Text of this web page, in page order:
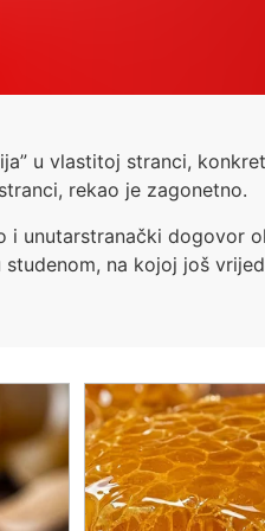
u vlastitoj stranci,
rekao je zagonetno.
i unutarstranački
na kojoj još